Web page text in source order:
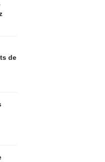
de